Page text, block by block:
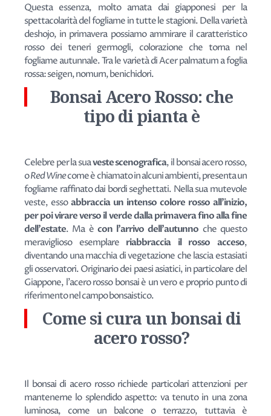
Questa essenza, molto amata dai giapponesi per la
spettacolarità del fogliame in tutte le stagioni. Della varietà
deshojo, in primavera possiamo ammirare il caratteristico
rosso dei teneri germogli, colorazione che torna nel
fogliame autunnale. Tra le varietà di Acer palmatum a foglia
rossa: seigen, nomurn, benichidori.
Bonsai Acero Rosso: che
tipo di pianta è
Celebre per la suaveste scenografica, il bonsai acero rosso,
oRed Winecome è chiamato in alcuni ambienti, presenta un
fogliame raffinato dai bordi seghettati. Nella sua mutevole
veste, essoabbraccia un intenso colore rosso all'inizio,
per poi virare verso il verde dalla primavera fino alla fine
dell'estate. Ma è con l'arrivo dell'autunno che questo
meraviglioso esemplare riabbraccia il rosso acceso,
diventando una macchia di vegetazione che lascia estasiati
gli osservatori. Originario dei paesi asiatici, in particolare del
Giappone, l'acero rosso bonsai è un vero e proprio punto di
riferimento nel campo bonsaistico.
Come si cura un bonsai di
acero rosso?
Il bonsai di acero rosso richiede particolari attenzioni per
mantenerne lo splendido aspetto: va tenuto in una zona
luminosa, come un balcone o terrazzo, tuttavia è